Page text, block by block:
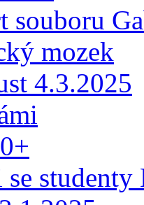
souboru
mozek
4.3.2025
se